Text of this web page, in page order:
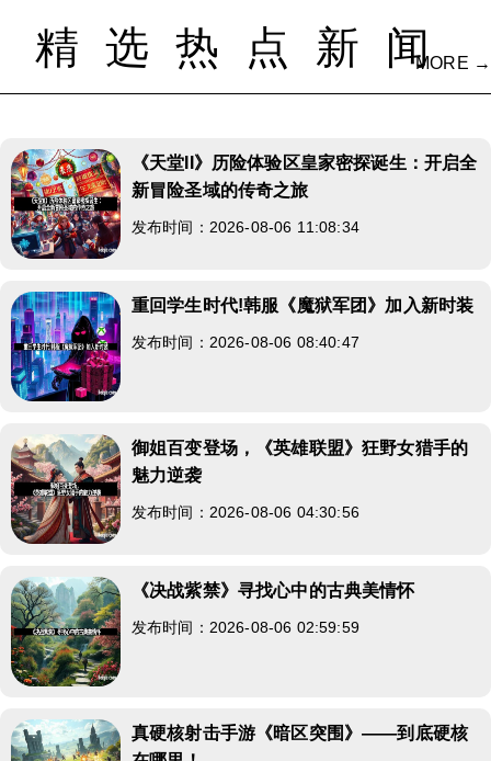
精选热点新闻
MORE →
《天堂II》历险体验区皇家密探诞生：开启全
新冒险圣域的传奇之旅
发布时间：2026-08-06 11:08:34
重回学生时代!韩服《魔狱军团》加入新时装
发布时间：2026-08-06 08:40:47
御姐百变登场，《英雄联盟》狂野女猎手的
魅力逆袭
发布时间：2026-08-06 04:30:56
《决战紫禁》寻找心中的古典美情怀
发布时间：2026-08-06 02:59:59
真硬核射击手游《暗区突围》——到底硬核